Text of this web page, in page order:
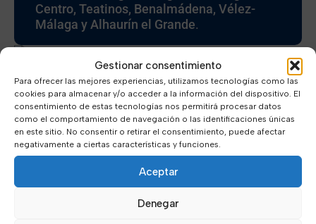
Gestionar consentimiento
Para ofrecer las mejores experiencias, utilizamos tecnologías como las
cookies para almacenar y/o acceder a la información del dispositivo. El
consentimiento de estas tecnologías nos permitirá procesar datos
como el comportamiento de navegación o las identificaciones únicas
en este sitio. No consentir o retirar el consentimiento, puede afectar
negativamente a ciertas características y funciones.
Aceptar
Denegar
Centro, Teatinos, Benalmádena, Vélez-
Málaga y Alhaurín el Grande.